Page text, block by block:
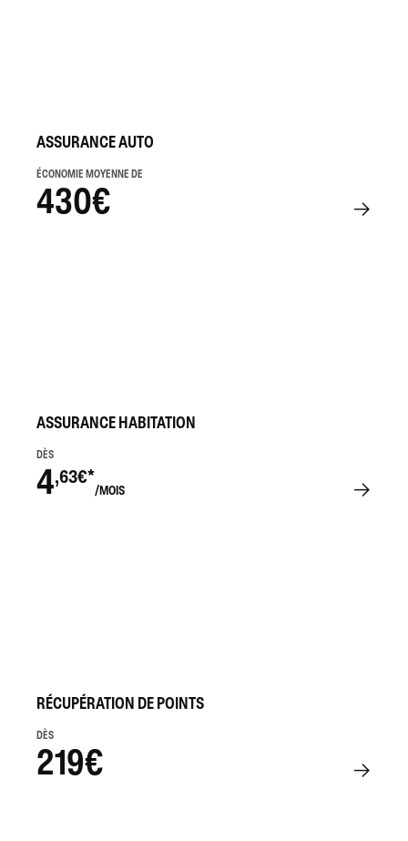
ASSURANCE AUTO
ÉCONOMIE MOYENNE DE
430€
ASSURANCE HABITATION
DÈS
4,63€*
/MOIS
RÉCUPÉRATION DE POINTS
DÈS
219€